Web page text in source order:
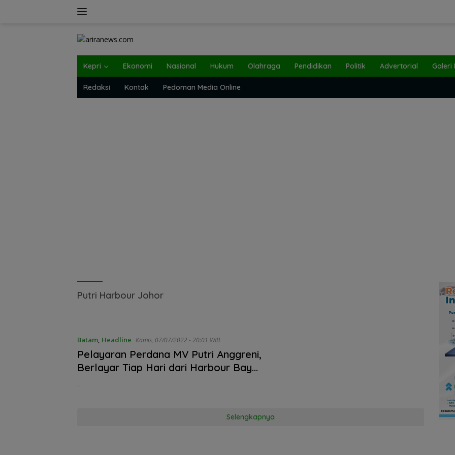
Kepri Ekonomi Nasional Hukum Olahraga Pendidikan Politik Advertorial Galeri
Redaksi Kontak Pedoman Media Online
Putri Harbour Johor
Batam, Headline Kamis, 07/07/2022 - 20:01 WIB
Pelayaran Perdana MV Putri Anggreni,
Berlayar Tiap Hari dari Harbour Bay
…
Selengkapnya